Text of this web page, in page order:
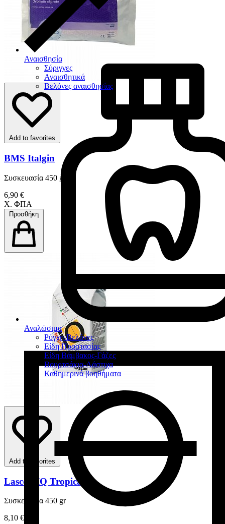
Αναισθησία
Σύριγγες
Αναισθητικά
Βελόνες αναισθησίας
Αναλώσιμα
Ρύγχη-Βελόνες
Είδη Προστασίας
Είδη Βάμβακος-Γάζες
Βουρτσάκια-Λάστιχα
Καθημερινά βοηθήματα
Add to favorites
BMS Italgin
Συσκευασία 450 gr
6,90 €
Χ. ΦΠΑ
Προσθήκη
Add to favorites
Lascod IQ Tropical
Συσκευασία 450 gr
8,10 €